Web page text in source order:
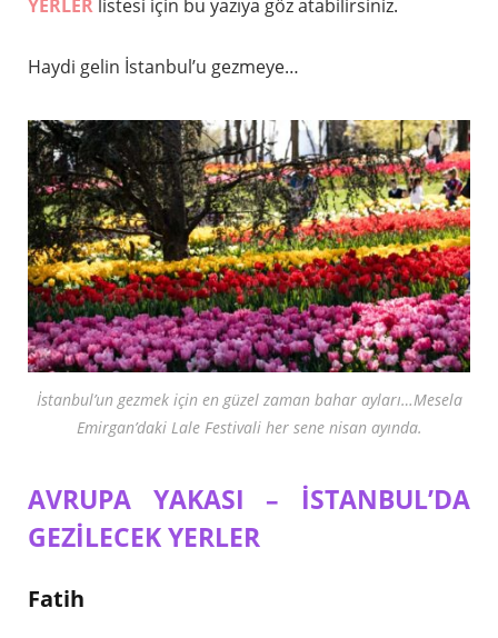
YERLER listesi için bu yazıya göz atabilirsiniz.
Haydi gelin İstanbul’u gezmeye…
İstanbul’un gezmek için en güzel zaman bahar ayları…Mesela
Emirgan’daki Lale Festivali her sene nisan ayında.
AVRUPA YAKASI – İSTANBUL’DA
GEZİLECEK YERLER
Fatih